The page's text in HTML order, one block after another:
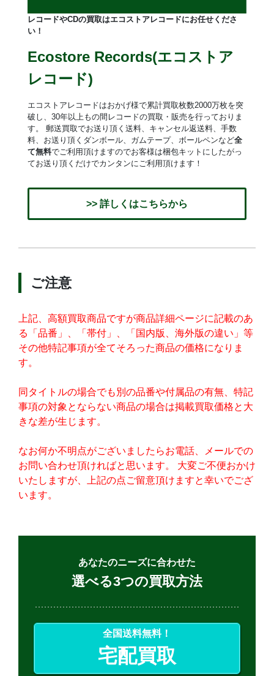
レコードやCDの買取はエコストアレコードにお任せくださ
い！
Ecostore Records(エコストア
レコード)
エコストアレコードはおかげ様で累計買取枚数2000万枚を突
破し、30年以上もの間レコードの買取・販売を行っておりま
す。 郵送買取でお送り頂く送料、キャンセル返送料、手数
料、お送り頂くダンボール、ガムテープ、ボールペンなど全
て無料でご利用頂けますのでお客様は梱包キットにしたがっ
てお送り頂くだけでカンタンにご利用頂けます！
>> 詳しくはこちらから
ご注意
上記、高額買取商品ですが商品詳細ページに記載のあ
る「品番」、「帯付」、「国内版、海外版の違い」等
その他特記事項が全てそろった商品の価格になりま
す。
同タイトルの場合でも別の品番や付属品の有無、特記
事項の対象とならない商品の場合は掲載買取価格と大
きな差が生じます。
なお何か不明点がございましたらお電話、メールでの
お問い合わせ頂ければと思います。 大変ご不便おかけ
いたしますが、上記の点ご留意頂けますと幸いでござ
います。
あなたのニーズに合わせた
選べる3つの買取方法
全国送料無料！
宅配買取